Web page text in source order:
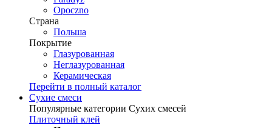
Opoczno
Страна
Польша
Покрытие
Глазурованная
Неглазурованная
Керамическая
Перейти в полный каталог
Сухие смеси
Популярные категории Сухих смесей
Плиточный клей